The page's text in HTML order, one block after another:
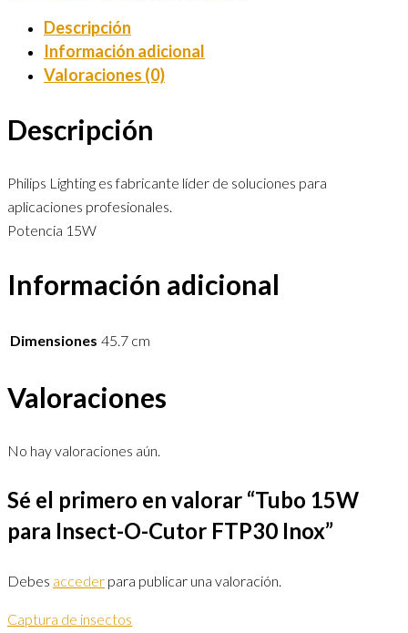
Descripción
Información adicional
Valoraciones (0)
Descripción
Philips Lighting es fabricante líder de soluciones para
aplicaciones profesionales.
Potencia 15W
Información adicional
Dimensiones 45.7 cm
Valoraciones
No hay valoraciones aún.
Sé el primero en valorar “Tubo 15W
para Insect-O-Cutor FTP30 Inox”
Debes acceder para publicar una valoración.
Captura de insectos